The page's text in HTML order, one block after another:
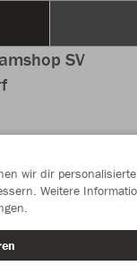
SV
wir dir personalisierte
Weitere